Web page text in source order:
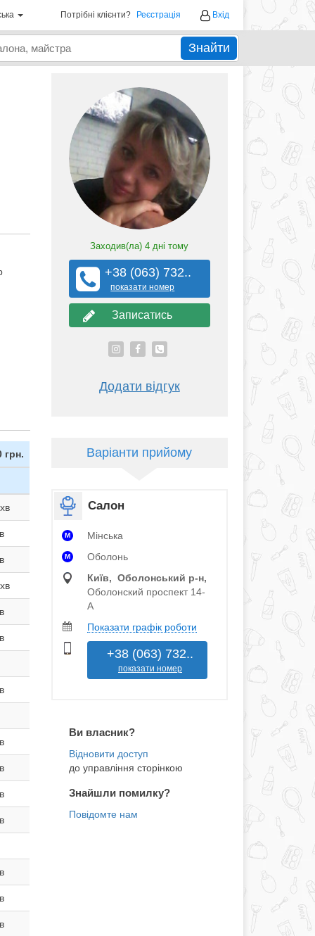
Потрібні клієнти? Реєстрація Вхід
Знайти
грн.
Заходив(ла)4 дні тому
+38 (063) 732..
показати номер
Записатись
Додати відгук
Варіанти прийому
Салон
M Мінська
M
Оболонь
Київ, Оболонський р‑н,
Оболонский проспект 14-
А
Показати графік роботи
+38 (063) 732..
показати номер
Ви власник?
до управління сторінкою
Знайшли помилку?